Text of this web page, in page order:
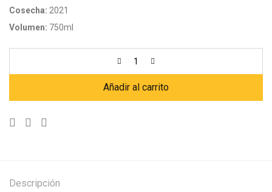
Cosecha: 2021
Volumen: 750ml
Añadir al carrito
Descripción